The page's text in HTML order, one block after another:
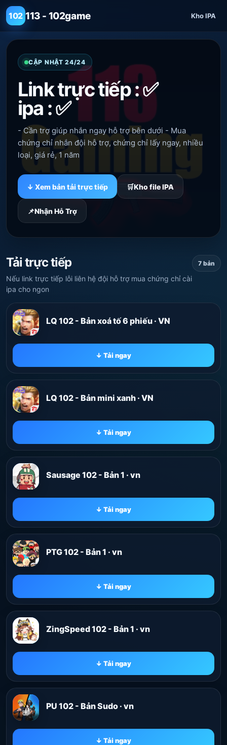
102 113 - 102game Kho IPA
CẬP NHẬT 24/24
Link trực tiếp : ✅
ipa : ✅
- Cần trợ giúp nhắn ngay hỗ trợ bên dưới - Mua
chứng chỉ nhắn đội hỗ trợ, chứng chỉ lấy ngay, nhiều
loại, giá rẻ, 1 năm
↓ Xem bản tải trực tiếp ️🛒Kho file IPA
📌Nhận Hỗ Trợ
Tải trực tiếp
Nếu link trực tiếp lỗi liên hệ đội hỗ trợ mua chứng chỉ cài
ipa cho ngon
7 bản
LQ 102 - Bản xoá tố 6 phiếu · VN
↓ Tải ngay
LQ 102 - Bản mini xanh · VN
↓ Tải ngay
Sausage 102 - Bản 1 · vn
↓ Tải ngay
PTG 102 - Bản 1 · vn
↓ Tải ngay
ZingSpeed 102 - Bản 1 · vn
↓ Tải ngay
PU 102 - Bản Sudo · vn
↓ Tải ngay